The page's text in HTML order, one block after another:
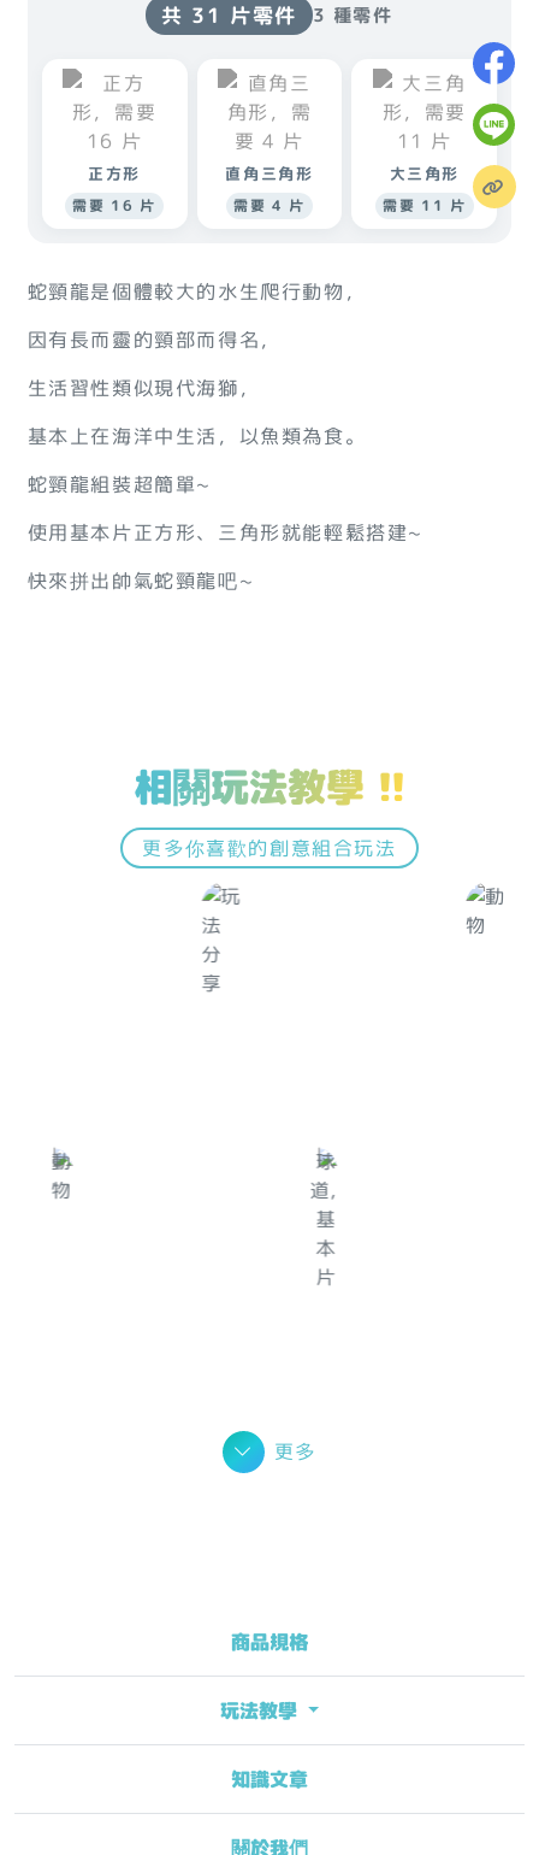
共 31 片零件 3 種零件
正方形
需要 16 片
直角三角形
需要 4 片
大三角形
需要 11 片
蛇頸龍是個體較大的水生爬行動物，
因有長而靈的頸部而得名，
生活習性類似現代海獅，
基本上在海洋中生活，以魚類為食。
蛇頸龍組裝超簡單~
使用基本片正方形、三角形就能輕鬆搭建~
快來拼出帥氣蛇頸龍吧~
相關玩法教學 !!
更多你喜歡的創意組合玩法
更多
商品規格
玩法教學
知識文章
關於我們